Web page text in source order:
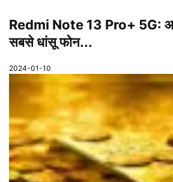
Redmi Note 13 Pro+ 5G:
सबसे धांसू फोन...
2024-01-10